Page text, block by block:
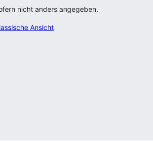
nicht anders angegeben.
Ansicht